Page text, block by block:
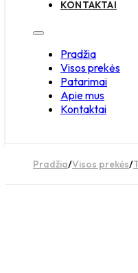
KONTAKTAI
Pradžia
Visos prekės
Patarimai
Apie mus
Kontaktai
Pradžia/Visos prekės/